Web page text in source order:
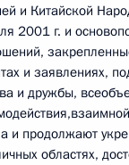
и Китайской
2001 г. и
и заявлениях,
и дружбы,
и продолжают
областях,